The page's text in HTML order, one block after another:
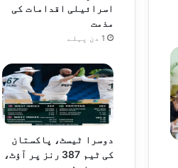
اسرائیلی اقدامات کی
مذمت
1 دن پہلے
دوسرا ٹیسٹ، پاکستان
کی ٹیم 387 رنز پر آؤٹ،